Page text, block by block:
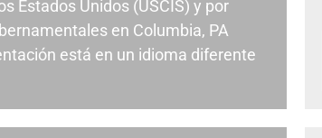
Estados Unidos (USCIS) y por
en Columbia, PA
está en un idioma diferente